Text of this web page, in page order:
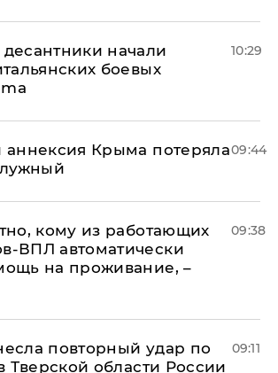
начали
боевых
10:29
аннексия Крыма потеряла09:44
кому из работающих
ВПЛ автоматически
на проживание, –
09:38
повторный удар по
Тверской области России
09:11